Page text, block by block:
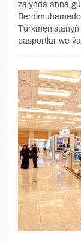
zalynda anna
pasportlar we